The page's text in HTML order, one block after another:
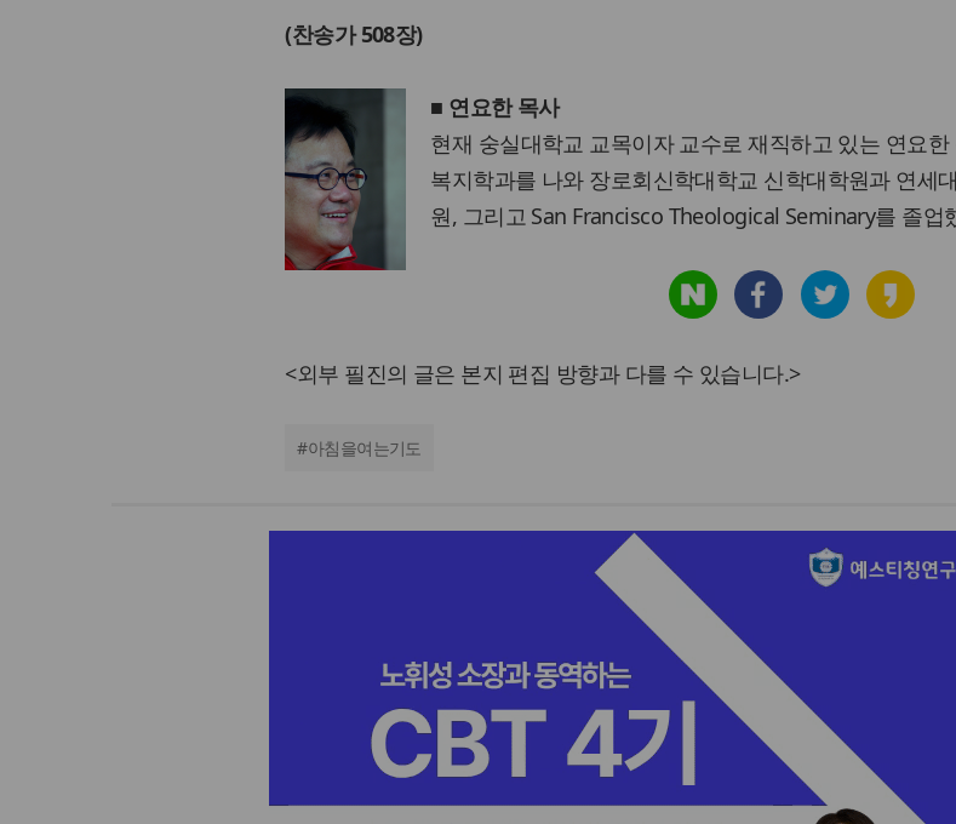
(찬송가 508장)
■ 연요한 목사
현재 숭실대학교 교목이자 교수로 재직하고 있는 연요한
복지학과를 나와 장로회신학대학교 신학대학원과 연세
원, 그리고 San Francisco Theological Seminary를 졸업
<외부 필진의 글은 본지 편집 방향과 다를 수 있습니다.>
#아침을여는기도